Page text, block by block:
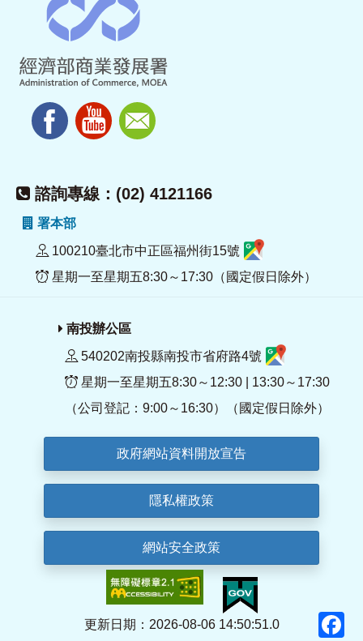
諮詢專線：(02) 4121166
署本部
100210臺北市中正區福州街15號
星期一至星期五8:30～17:30（國定假日除外）
南投辦公區
540202南投縣南投市省府路4號
星期一至星期五8:30～12:30 | 13:30～17:30
（公司登記：9:00～16:30）（國定假日除外）
政府網站資料開放宣告
隱私權政策
網站安全政策
更新日期：2026-08-06 14:50:51.0